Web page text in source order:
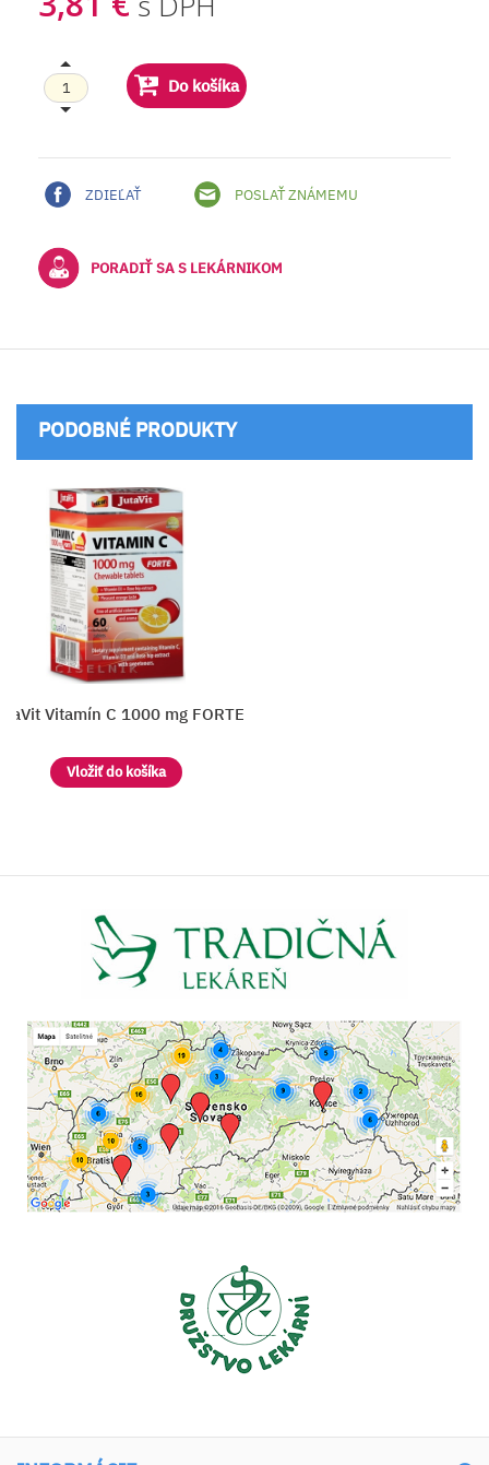
Do košíka
ZDIEĽAŤ POSLAŤ ZNÁMEMU
PORADIŤ SA S LEKÁRNIKOM
PODOBNÉ PRODUKTY
Vitamín C 1000 mg FORTE
Vložiť do košíka